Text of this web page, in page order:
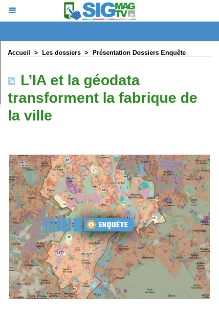
Accueil > Les dossiers > Présentation Dossiers Enquête
L’IA et la géodata
transforment la fabrique de
la ville